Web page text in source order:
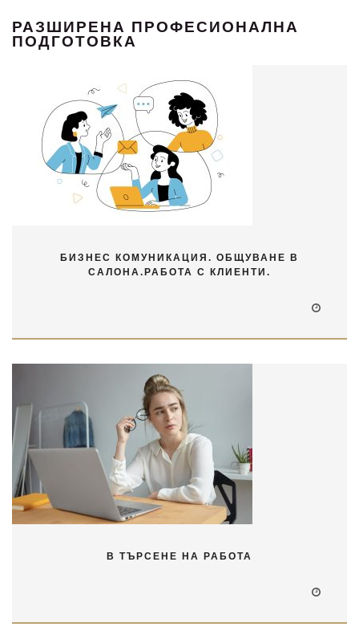
РАЗШИРЕНА ПРОФЕСИОНАЛНА
ПОДГОТОВКА
БИЗНЕС КОМУНИКАЦИЯ. ОБЩУВАНЕ В
САЛОНА.РАБОТА С КЛИЕНТИ.
В ТЪРСЕНЕ НА РАБОТА